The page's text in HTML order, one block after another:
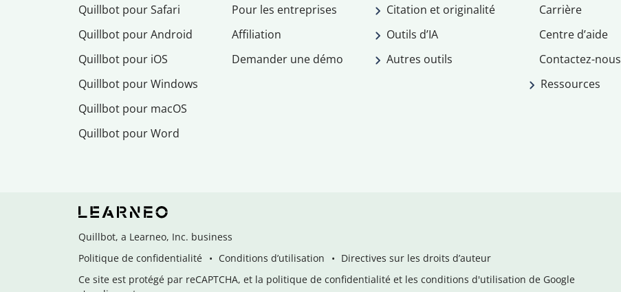
Quillbot pour Safari
Quillbot pour Android
Quillbot pour iOS
Quillbot pour Windows
Quillbot pour macOS
Quillbot pour Word
Pour les entreprises
Affiliation
Demander une démo
Citation et originalité
Outils d’IA
Autres outils
Carrière
Centre d’aide
Contactez-nous
Ressources
Quillbot, a Learneo, Inc. business
Politique de confidentialité
Conditions d’utilisation
Directives sur les droits d’auteur
Ce site est protégé par reCAPTCHA, et la politique de confidentialité et les conditions d'utilisation de Google